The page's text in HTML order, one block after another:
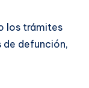
los trámites
defunción,